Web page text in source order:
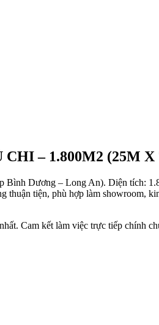
– 1.800M2 (25M X
Dương – Long An). Diện tích:
tiện, phù hợp làm showroom,
Cam kết làm việc trực tiếp chính